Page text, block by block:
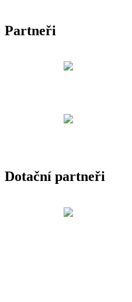
Partneři
Dotační partneři